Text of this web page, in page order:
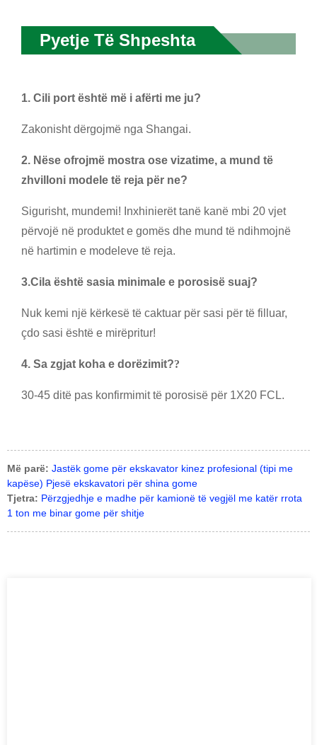
Pyetje Të Shpeshta
1. Cili port është më i afërti me ju?
Zakonisht dërgojmë nga Shangai.
2. Nëse ofrojmë mostra ose vizatime, a mund të
zhvilloni modele të reja për ne?
Sigurisht, mundemi! Inxhinierët tanë kanë mbi 20 vjet
përvojë në produktet e gomës dhe mund të ndihmojnë
në hartimin e modeleve të reja.
3.Cila është sasia minimale e porosisë suaj?
Nuk kemi një kërkesë të caktuar për sasi për të filluar,
çdo sasi është e mirëpritur!
4. Sa zgjat koha e dorëzimit??
30-45 ditë pas konfirmimit të porosisë për 1X20 FCL.
Më parë: Jastëk gome për ekskavator kinez profesional (tipi me
kapëse) Pjesë ekskavatori për shina gome
Tjetra: Përzgjedhje e madhe për kamionë të vegjël me katër rrota
1 ton me binar gome për shitje